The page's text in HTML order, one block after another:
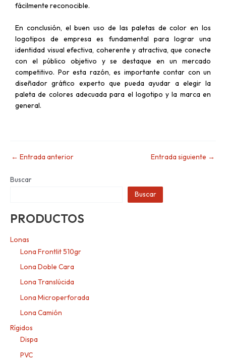
fácilmente reconocible.
En conclusión, el buen uso de las paletas de color en los
logotipos de empresa es fundamental para lograr una
identidad visual efectiva, coherente y atractiva, que conecte
con el público objetivo y se destaque en un mercado
competitivo. Por esta razón, es importante contar con un
diseñador gráfico experto que pueda ayudar a elegir la
paleta de colores adecuada para el logotipo y la marca en
general.
← Entrada anterior Entrada siguiente →
Buscar
Buscar
PRODUCTOS
Lonas
Lona Frontlit 510gr
Lona Doble Cara
Lona Translúcida
Lona Microperforada
Lona Camión
Rígidos
Dispa
PVC